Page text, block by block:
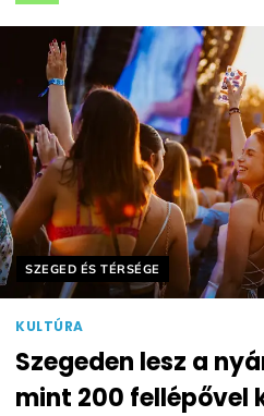
Helyszín címkék:
SZEGED ÉS TÉRSÉGE
KULTÚRA
Szegeden lesz a
mint 200 fellépővel